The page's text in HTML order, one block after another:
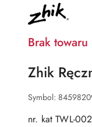
NAZWA
PRODUCENTA:
ZHIK
Brak towaru
Zhik
Symbol:
nr. kat TWL-